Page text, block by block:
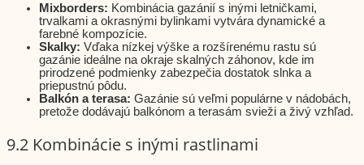
Mixborders: Kombinácia gazánií s inými letničkami,
trvalkami a okrasnými bylinkami vytvára dynamické a
farebné kompozície.
Skalky: Vďaka nízkej výške a rozšírenému rastu sú
gazánie ideálne na okraje skalných záhonov, kde im
prirodzené podmienky zabezpečia dostatok slnka a
priepustnú pôdu.
Balkón a terasa: Gazánie sú veľmi populárne v nádobách,
pretože dodávajú balkónom a terasám svieži a živý vzhľad.
9.2 Kombinácie s inými rastlinami